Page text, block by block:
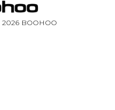
2026 BOOHOO